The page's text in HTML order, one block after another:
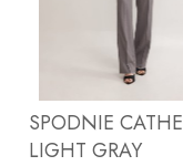
ZOBACZ
SPODNIE
LIGHT GRAY